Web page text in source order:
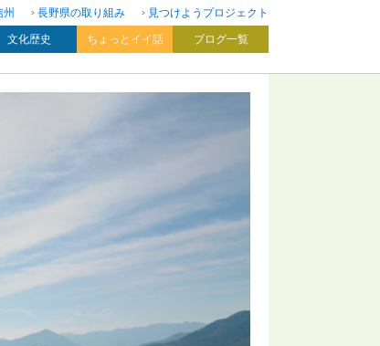
長野県の取り組み
見つけようプロジェクト
文化歴史 ちょっとイイ話 ブログ一覧